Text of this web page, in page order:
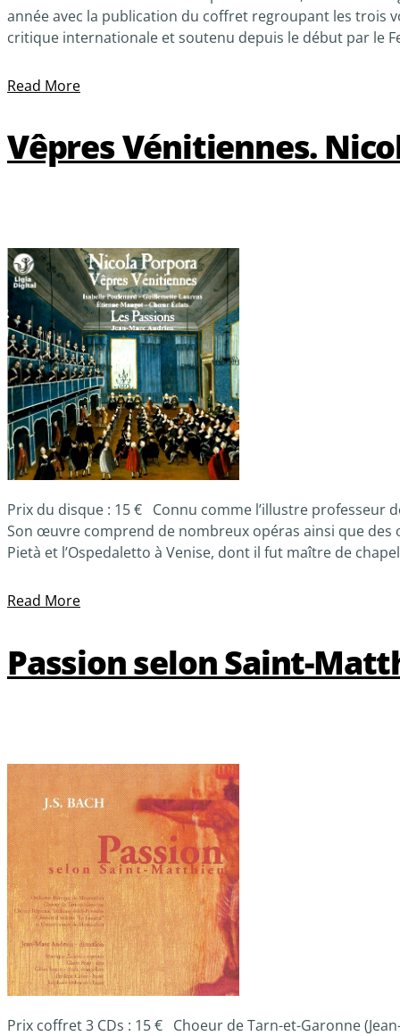
année avec la publication du coffret regroupant les trois
critique internationale et soutenu depuis le début par le
Read More
Vêpres Vénitiennes.
Prix du disque : 15 € Connu comme l’illustre professeur
Son œuvre comprend de nombreux opéras ainsi que des
Pietà et l’Ospedaletto à Venise, dont il fut maître de
Read More
Passion selon Saint-
Prix coffret 3 CDs : 15 € Choeur de Tarn-et-Garonne